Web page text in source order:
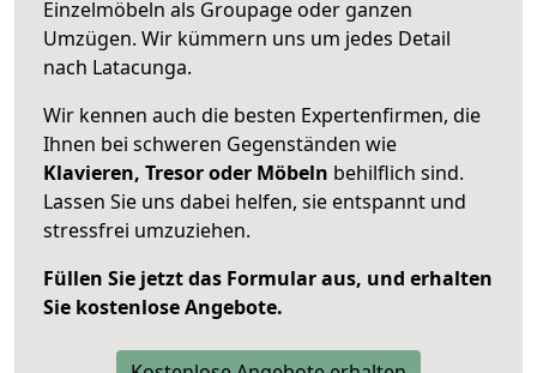
Einzelmöbeln als Groupage oder ganzen
Umzügen. Wir kümmern uns um jedes Detail
nach Latacunga.
Wir kennen auch die besten Expertenfirmen, die
Ihnen bei schweren Gegenständen wie
Klavieren, Tresor oder Möbeln behilflich sind.
Lassen Sie uns dabei helfen, sie entspannt und
stressfrei umzuziehen.
Füllen Sie jetzt das Formular aus, und erhalten
Sie kostenlose Angebote.